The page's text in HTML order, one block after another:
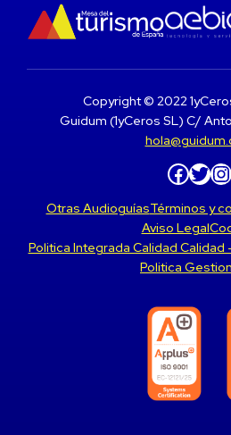
Copyright © 2022
Guidum (1yCeros SL) C/
Facebook Twitter Instagram
Otras AudioguíasTérminos y
Aviso Legal
Politica Integrada Calidad Calidad
Politica